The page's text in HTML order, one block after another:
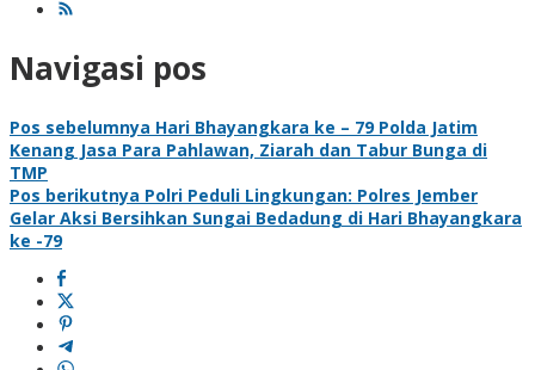
Navigasi pos
Pos sebelumnya Hari Bhayangkara ke – 79 Polda Jatim
Kenang Jasa Para Pahlawan, Ziarah dan Tabur Bunga di
TMP
Pos berikutnya Polri Peduli Lingkungan: Polres Jember
Gelar Aksi Bersihkan Sungai Bedadung di Hari Bhayangkara
ke -79